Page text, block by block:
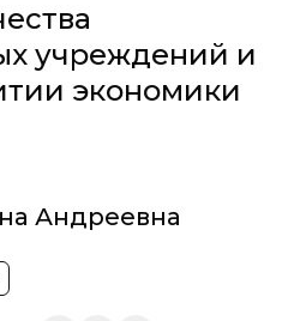
учреждений и
экономики
Андреевна